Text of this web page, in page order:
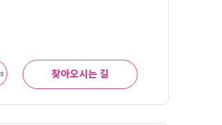
찾아오시는 길